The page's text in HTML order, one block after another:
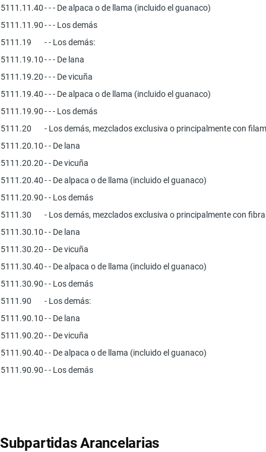
5111.11.40- - - De alpaca o de llama (incluido el guanaco)
5111.11.90- - - Los demás
5111.19
- - Los demás:
5111.19.10- - - De lana
5111.19.20- - - De vicuña
5111.19.40- - - De alpaca o de llama (incluido el guanaco)
5111.19.90- - - Los demás
5111.20
- Los demás, mezclados exclusiva o principalmente con
5111.20.10- - De lana
5111.20.20- - De vicuña
5111.20.40- - De alpaca o de llama (incluido el guanaco)
5111.20.90- - Los demás
5111.30
- Los demás, mezclados exclusiva o principalmente con
5111.30.10- - De lana
5111.30.20- - De vicuña
5111.30.40- - De alpaca o de llama (incluido el guanaco)
5111.30.90- - Los demás
5111.90
- Los demás:
5111.90.10- - De lana
5111.90.20- - De vicuña
5111.90.40- - De alpaca o de llama (incluido el guanaco)
5111.90.90- - Los demás
Subpartidas Arancelarias